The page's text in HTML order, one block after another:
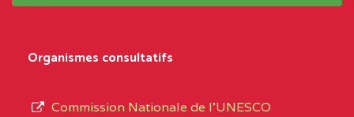
D'ENSEIGNEMENT
PROFESSIONNEL
type
Organismes consultatifs
Commission Nationale de l’UNESCO